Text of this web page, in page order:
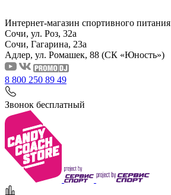
Интернет-магазин спортивного питания
Сочи, ул. Роз, 32а
Сочи, Гагарина, 23а
Адлер, ул. Ромашек, 88 (СК «Юность»)
8 800 250 89 49
Звонок бесплатный